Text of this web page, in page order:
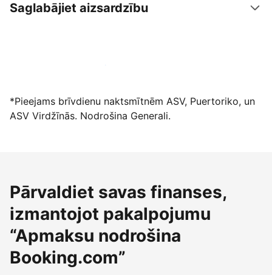
Saglabājiet aizsardzību
Izvietot piedāvājumu mūsu platformā
*Pieejams brīvdienu naktsmītnēm ASV, Puertoriko, un
ASV Virdžīnās. Nodrošina Generali.
Pārvaldiet savas finanses,
izmantojot pakalpojumu
“Apmaksu nodrošina
Booking.com”